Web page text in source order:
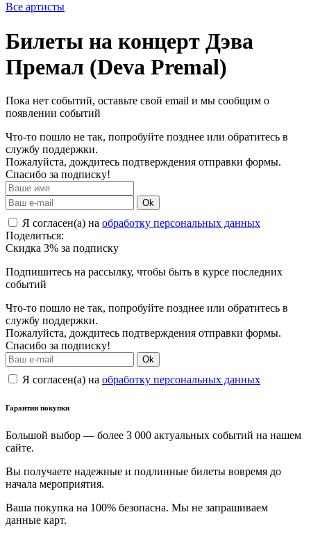
Все артисты
Билеты на концерт Дэва
Премал (Deva Premal)
Пока нет событий, оставьте свой email и мы сообщим о
появлении событий
Что-то пошло не так, попробуйте позднее или обратитесь в
службу поддержки.
Пожалуйста, дождитесь подтверждения отправки формы.
Спасибо за подписку!
Ok
Я согласен(а) на обработку персональных данных
Поделиться:
Скидка 3% за подписку
Подпишитесь на рассылку, чтобы быть в курсе последних
событий
Что-то пошло не так, попробуйте позднее или обратитесь в
службу поддержки.
Пожалуйста, дождитесь подтверждения отправки формы.
Спасибо за подписку!
Ok
Я согласен(а) на обработку персональных данных
Гарантии покупки
Большой выбор — более 3 000 актуальных событий на нашем
сайте.
Вы получаете надежные и подлинные билеты вовремя до
начала мероприятия.
Ваша покупка на 100% безопасна. Мы не запрашиваем
данные карт.